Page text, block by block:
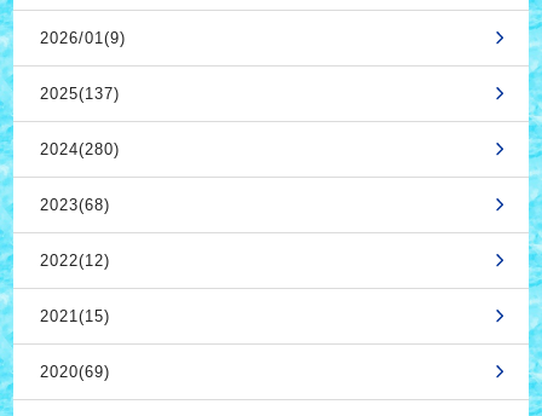
2026/01(9)
2025(137)
2024(280)
2023(68)
2022(12)
2021(15)
2020(69)